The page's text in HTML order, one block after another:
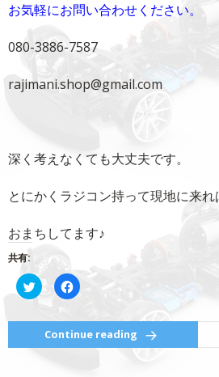
お気軽にお問い合わせください。
080-3886-7587
rajimani.shop@gmail.com
深く考えなくても大丈夫です。
とにかくラジコン持って現地に来れ
おまちしてます♪
共有:
ク
リ
し
て
Twitter
で
Facebook
で
す
る
に
は
Continue reading